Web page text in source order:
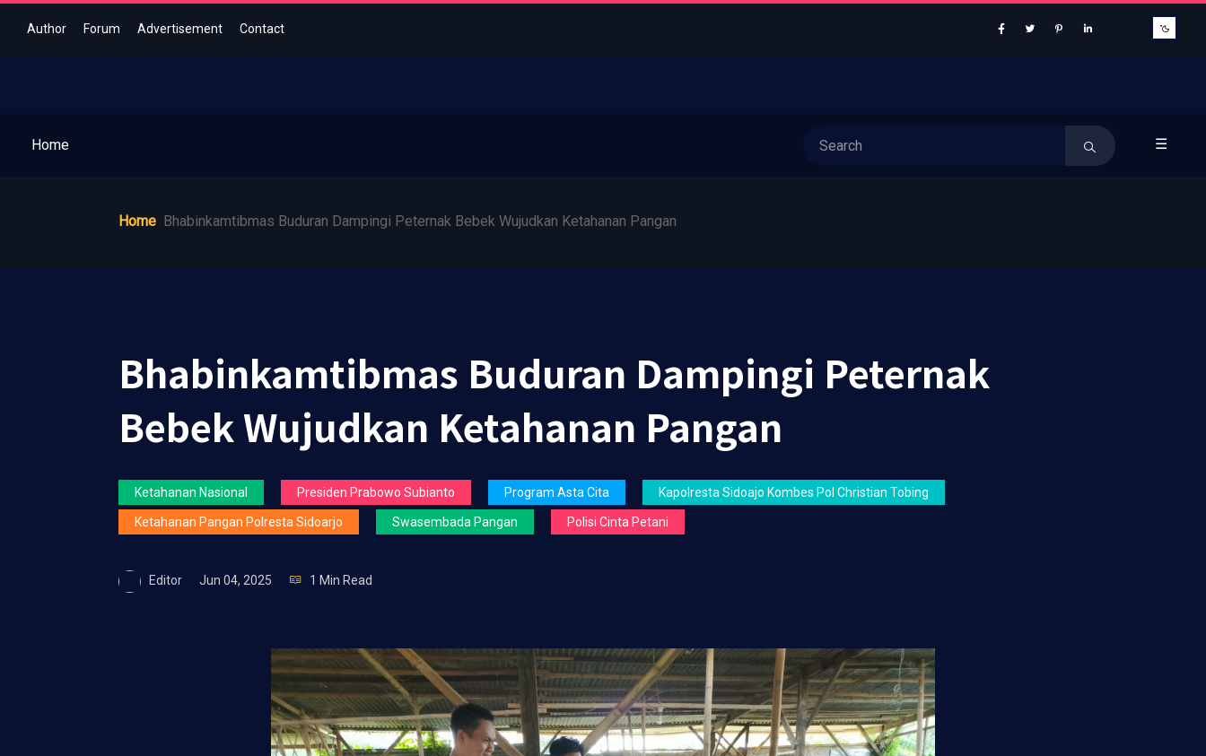
Author Forum Advertisement Contact
Home ☰
Home Bhabinkamtibmas Buduran Dampingi Peternak Bebek Wujudkan Ketahanan Pangan
Bhabinkamtibmas Buduran Dampingi Peternak
Bebek Wujudkan Ketahanan Pangan
Ketahanan Nasional Presiden Prabowo Subianto Program Asta Cita Kapolresta Sidoajo Kombes Pol Christian Tobing
Ketahanan Pangan Polresta Sidoarjo Swasembada Pangan Polisi Cinta Petani
Editor Jun 04, 2025 1 Min Read